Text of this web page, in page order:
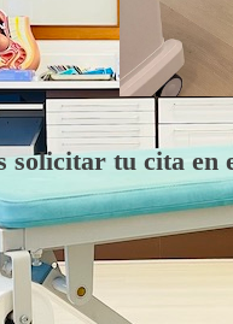
solicitar tu cita